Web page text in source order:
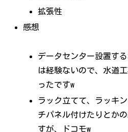
拡張性
感想
データセンター設置す
は経験ないので、水道
ったですw
ラック立てて、ラッキ
チパネル付けたりとか
すが、ドコモw